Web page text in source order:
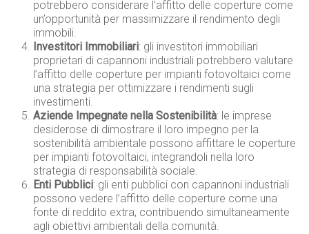
potrebbero considerare l’affitto delle coperture come
un’opportunità per massimizzare il rendimento degli
immobili.
Investitori Immobiliari: gli investitori immobiliari
proprietari di capannoni industriali potrebbero valutare
l’affitto delle coperture per impianti fotovoltaici come
una strategia per ottimizzare i rendimenti sugli
investimenti.
Aziende Impegnate nella Sostenibilità: le imprese
desiderose di dimostrare il loro impegno per la
sostenibilità ambientale possono affittare le coperture
per impianti fotovoltaici, integrandoli nella loro
strategia di responsabilità sociale.
Enti Pubblici: gli enti pubblici con capannoni industriali
possono vedere l’affitto delle coperture come una
fonte di reddito extra, contribuendo simultaneamente
agli obiettivi ambientali della comunità.